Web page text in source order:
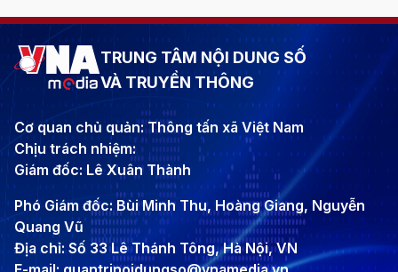
TRUNG TÂM NỘI DUNG SỐ
VÀ TRUYỀN THÔNG
Cơ quan chủ quản: Thông tấn xã Việt Nam
Chịu trách nhiệm:
Giám đốc: Lê Xuân Thành
Phó Giám đốc: Bùi Minh Thu, Hoàng Giang, Nguyễn
Quang Vũ
Địa chỉ: Số 33 Lê Thánh Tông, Hà Nội, VN